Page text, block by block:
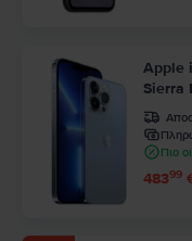
Apple
Sierra
Πιο
48399